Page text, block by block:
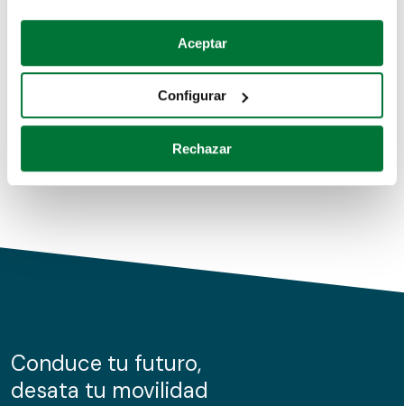
Si lo permite, también quisiéramos:
Recopilar información sobre su ubicación geográfica
Identificar su dispositivo analizándolo activamente
para buscar características específicas (huellas
Obtenga más información sobre cómo se procesan sus
de cookies.
información sobre el uso que haga del sitio web con
nuestros partners de redes sociales, publicidad y análisis
Aceptar
Configurar
Rechazar
Coches de segunda mano
Coches de km0
Conduce tu futuro,
desata tu movilidad